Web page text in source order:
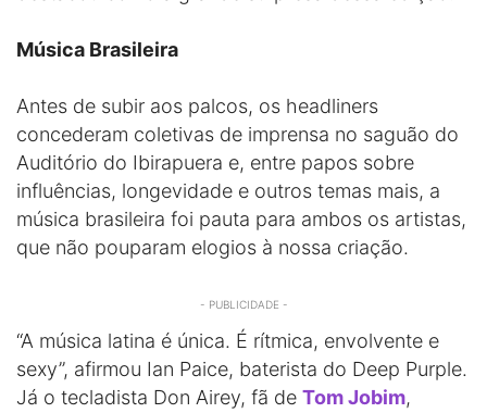
Música Brasileira
Antes de subir aos palcos, os headliners
concederam coletivas de imprensa no saguão do
Auditório do Ibirapuera e, entre papos sobre
influências, longevidade e outros temas mais, a
música brasileira foi pauta para ambos os artistas,
que não pouparam elogios à nossa criação.
- PUBLICIDADE -
“A música latina é única. É rítmica, envolvente e
sexy”, afirmou Ian Paice, baterista do Deep Purple.
Já o tecladista Don Airey, fã de Tom Jobim,